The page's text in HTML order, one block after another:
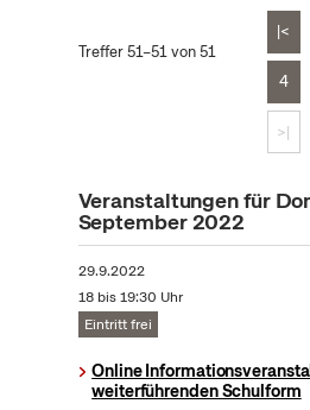
Treffer 51–51 von 51
|<
4
>|
Veranstaltungen für
September 2022
29.9.2022
18 bis 19:30 Uhr
Eintritt frei
Online
weiterführenden Schulform